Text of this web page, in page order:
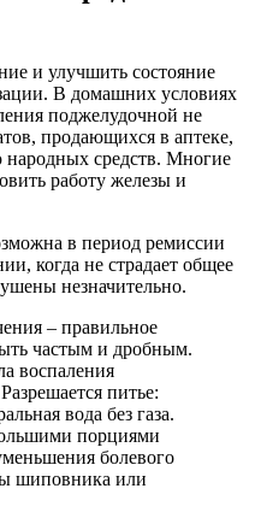
и улучшить состояние
В домашних условиях
поджелудочной не
продающихся в аптеке,
средств. Многие
работу железы и
в период ремиссии
когда не страдает общее
незначительно.
– правильное
частым и дробным.
воспаления
питье:
вода без газа.
порциями
болевого
шиповника или